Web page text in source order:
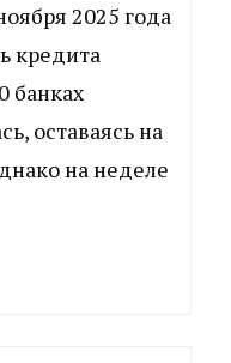
2025 года
кредита
банках
оставаясь на
на неделе